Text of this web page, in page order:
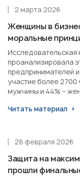
Женщины в
моральные
2 марта 2026
проанализировала
предпринимателей
участие более 2700
мужчины и 44% –
Читать материал
Защита на
прошли
28 февраля 2026